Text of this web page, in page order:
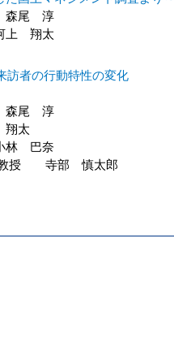
森尾 淳
上 翔太
訪者の行動特性の変化
森尾 淳
太
林 巴奈
教授 寺部 慎太郎